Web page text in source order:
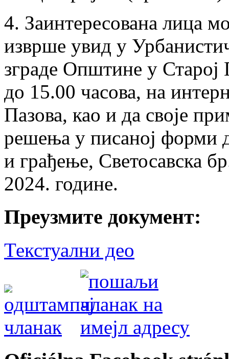
4. Заинтересована лица
изврше увид у
зграде Општине у
до 15.00 часова, на
Пазова, као и да своје
решења у писаној форми
и грађење, Светосавска
2024. године.
Преузмите документ:
Текстуални део